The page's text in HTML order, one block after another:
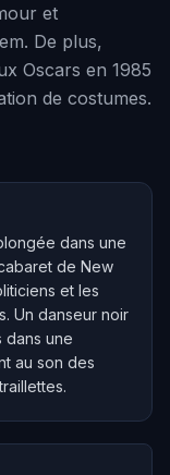
et
De plus,
Oscars en 1985
de costumes.
dans une
de New
et les
Un danseur noir
dans une
au son des